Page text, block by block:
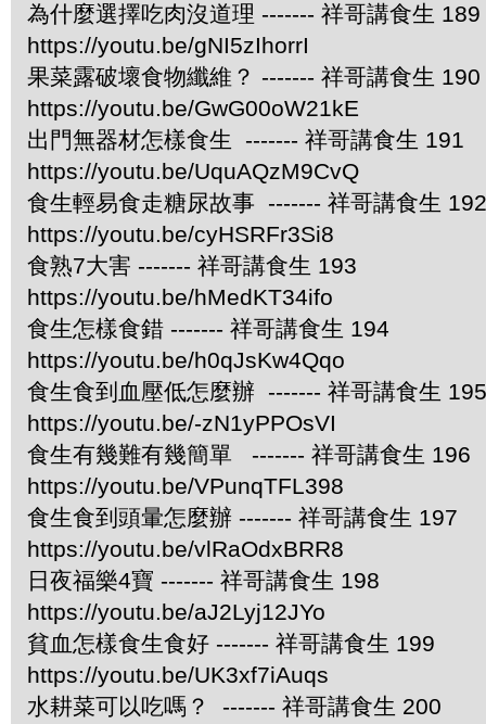
為什麼選擇吃肉沒道理 ------- 祥哥講食生 189
https://youtu.be/gNI5zIhorrI
果菜露破壞食物纖維？ ------- 祥哥講食生 190
https://youtu.be/GwG00oW21kE
出門無器材怎樣食生 ------- 祥哥講食生 191
https://youtu.be/UquAQzM9CvQ
食生輕易食走糖尿故事 ------- 祥哥講食生 192
https://youtu.be/cyHSRFr3Si8
食熟7大害 ------- 祥哥講食生 193
https://youtu.be/hMedKT34ifo
食生怎樣食錯 ------- 祥哥講食生 194
https://youtu.be/h0qJsKw4Qqo
食生食到血壓低怎麼辦 ------- 祥哥講食生 195
https://youtu.be/-zN1yPPOsVI
食生有幾難有幾簡單 ------- 祥哥講食生 196
https://youtu.be/VPunqTFL398
食生食到頭暈怎麼辦 ------- 祥哥講食生 197
https://youtu.be/vlRaOdxBRR8
日夜福樂4寶 ------- 祥哥講食生 198
https://youtu.be/aJ2Lyj12JYo
貧血怎樣食生食好 ------- 祥哥講食生 199
https://youtu.be/UK3xf7iAuqs
水耕菜可以吃嗎？ ------- 祥哥講食生 200